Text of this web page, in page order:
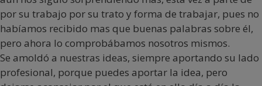
por su trabajo por su trato y forma de trabajar, pues no
habíamos recibido mas que buenas palabras sobre él,
pero ahora lo comprobábamos nosotros mismos.
Se amoldó a nuestras ideas, siempre aportando su lado
profesional, porque puedes aportar la idea, pero